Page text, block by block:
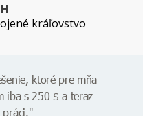
kráľovstvo
ktoré pre mňa
iba s 250 $ a teraz
práci."